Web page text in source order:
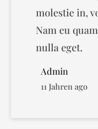
molestie in,
Nam eu
nulla eget.
Admin
11 Jahren ago